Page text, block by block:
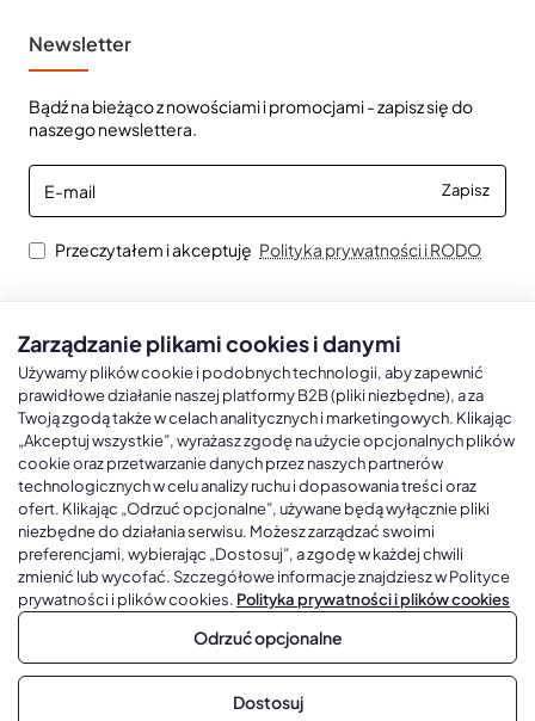
Newsletter
Bądź na bieżąco z nowościami i promocjami - zapisz się do
naszego newslettera.
E-
mail
Zapisz
Przeczytałem i akceptuję Polityka prywatności i RODO
Kalendarze książkowe
Kalendarze książkowe A5
Kalendarze książkowe A4
Kalendarze książkowe B5
Kalendarze książkowe A6 i B6
Kalendarze książkowe z własną oprawą
Kalendarze Ścienne
Kalendarze trójdzielne
Kalendarze jednodzielne
Kalendarze czterodzielne
Kalendarze Wieloplanszowe
Kalendarze Wielopanszowe, Plakatowe
Copyright © 2026, Gadżetowy.pl, All Rights Reserved, Platforma
Zarządzanie plikami cookies i danymi
Używamy plików cookie i podobnych technologii, aby zapewnić
prawidłowe działanie naszej platformy B2B (pliki niezbędne), a za
Twoją zgodą także w celach analitycznych i marketingowych. Klikając
„Akceptuj wszystkie”, wyrażasz zgodę na użycie opcjonalnych plików
cookie oraz przetwarzanie danych przez naszych partnerów
technologicznych w celu analizy ruchu i dopasowania treści oraz
ofert. Klikając „Odrzuć opcjonalne”, używane będą wyłącznie pliki
niezbędne do działania serwisu. Możesz zarządzać swoimi
preferencjami, wybierając „Dostosuj”, a zgodę w każdej chwili
zmienić lub wycofać. Szczegółowe informacje znajdziesz w Polityce
prywatności i plików cookies. Polityka prywatności i plików cookies
Odrzuć opcjonalne
Dostosuj